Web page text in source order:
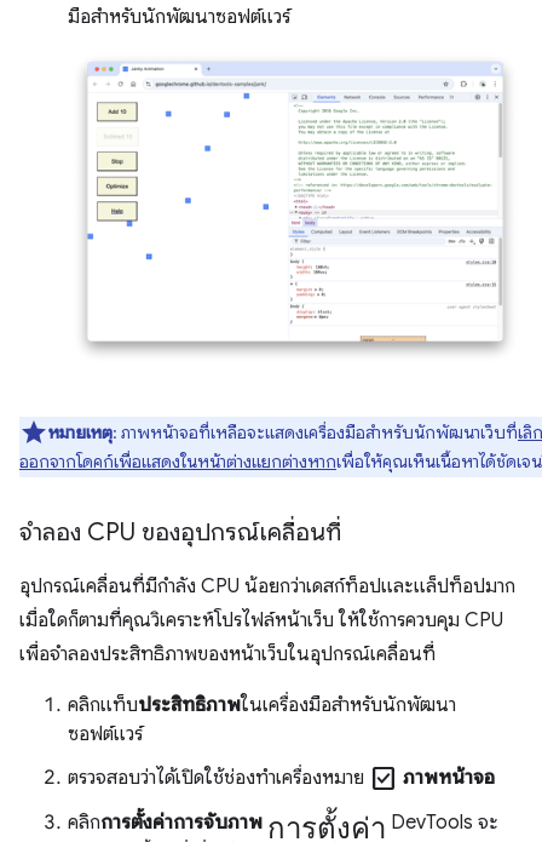
มือสำหรับนักพัฒนาซอฟต์แวร์
หมายเหตุ: ภาพหน้าจอที่เหลือจะแสดงเครื่องมือสำหรับนักพัฒนาเว็บที่เลิก
ออกจากโดคก์เพื่อแสดงในหน้าต่างแยกต่างหากเพื่อให้คุณเห็นเนื้อหาได้ชัดเจ
จำลอง CPU ของอุปกรณ์เคลื่อนที่
อุปกรณ์เคลื่อนที่มีกำลัง CPU น้อยกว่าเดสก์ท็อปและแล็ปท็อปมาก
เมื่อใดก็ตามที่คุณวิเคราะห์โปรไฟล์หน้าเว็บ ให้ใช้การควบคุม CPU
เพื่อจําลองประสิทธิภาพของหน้าเว็บในอุปกรณ์เคลื่อนที่
คลิกแท็บประสิทธิภาพในเครื่องมือสําหรับนักพัฒนา
ซอฟต์แวร์
ตรวจสอบว่าได้เปิดใช้ช่องทำเครื่องหมาย check_box ภาพหน้าจอ
คลิกการตั้งค่าการจับภาพ การตั้งค่า DevTools จะ